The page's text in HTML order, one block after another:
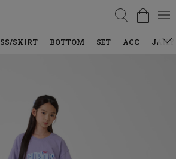
검색
BOTTOM SET ACC JAILY WEAR